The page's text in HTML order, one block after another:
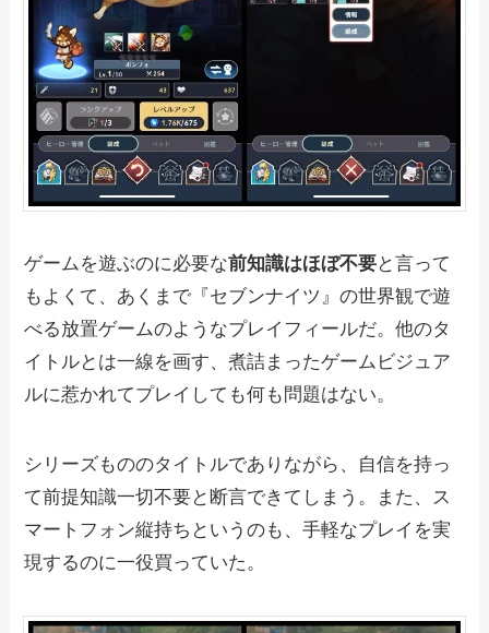
ゲームを遊ぶのに必要な前知識はほぼ不要と言って
もよくて、あくまで『セブンナイツ』の世界観で遊
べる放置ゲームのようなプレイフィールだ。他のタ
イトルとは一線を画す、煮詰まったゲームビジュア
ルに惹かれてプレイしても何も問題はない。
シリーズもののタイトルでありながら、自信を持っ
て前提知識一切不要と断言できてしまう。また、ス
マートフォン縦持ちというのも、手軽なプレイを実
現するのに一役買っていた。